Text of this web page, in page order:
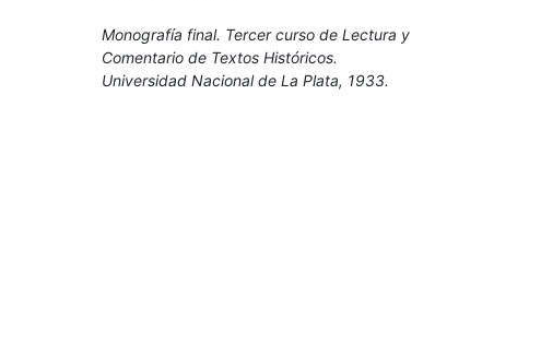
Monografía final. Tercer curso de Lectura y
Comentario de Textos Históricos.
Universidad Nacional de La Plata, 1933.